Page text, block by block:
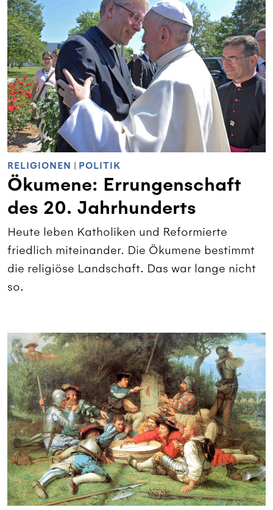
RELIGIONEN POLITIK
Ökumene: Errungenschaft
des 20. Jahrhunderts
Heute leben Katholiken und Reformierte
friedlich miteinander. Die Ökumene bestimmt
die religiöse Landschaft. Das war lange nicht
so.